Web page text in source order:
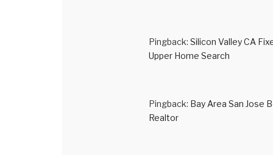
Pingback: Silicon Valley CA
Upper Home Search
Pingback: Bay Area San Jose
Realtor